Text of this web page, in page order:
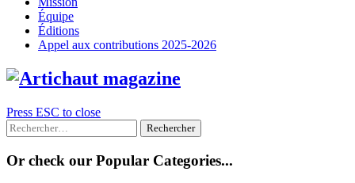
Équipe
Éditions
Appel aux contributions 2025-2026
Press ESC to close
Rechercher :
Or check our Popular Categories...